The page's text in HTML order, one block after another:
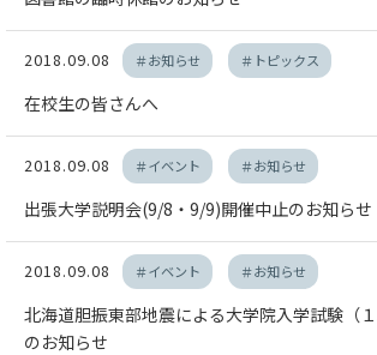
2018.09.08 ＃お知らせ ＃トピックス
在校生の皆さんへ
2018.09.08 ＃イベント ＃お知らせ
出張大学説明会(9/8・9/9)開催中止のお知らせ
2018.09.08 ＃イベント ＃お知らせ
北海道胆振東部地震による大学院入学試験（
のお知らせ